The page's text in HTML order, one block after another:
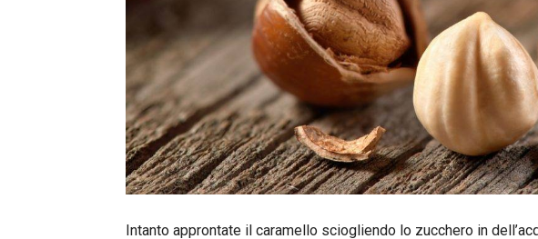
Intanto approntate il caramello sciogliendo lo zucchero in